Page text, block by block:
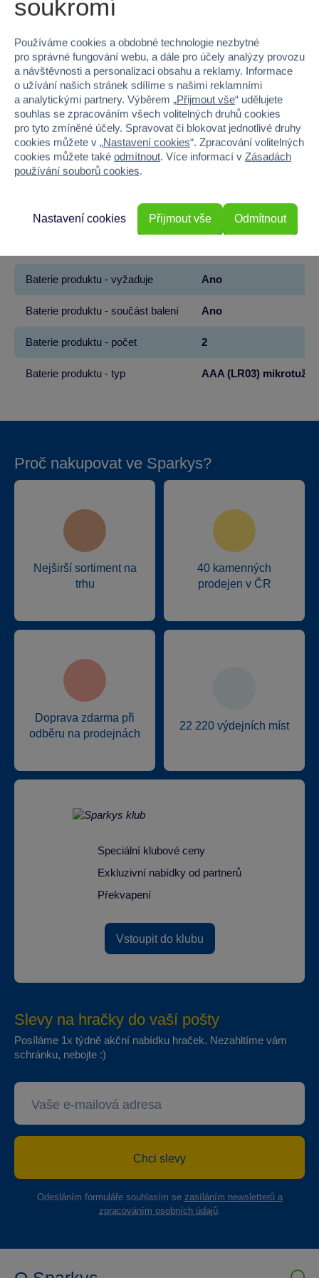
Věk od 2
Pohlaví HOLKA, KLUK
Materiál PLYŠ
Šířka 36
Hloubka 28
Baterie produktu - vyžaduje Ano
Baterie produktu - součást balení Ano
Baterie produktu - počet 2
Baterie produktu - typ AAA (LR03)
Proč nakupovat ve Sparkys?
Nejširší sortiment na
trhu
40 kamenných
prodejen v ČR
Doprava zdarma při
odběru na prodejnách
22 220 výdejních míst
Speciální klubové ceny
Exkluzivní nabídky od partnerů
Překvapení
Vstoupit do klubu
Slevy na hračky do vaší pošty
Posíláme 1x týdně akční nabídku hraček. Nezahltíme vám
schránku, nebojte :)
Chci slevy
Odesláním formuláře souhlasím se zasíláním newsletterů a
zpracováním osobních údajů.
soukromí
Používáme cookies a obdobné technologie nezbytné
pro správné fungování webu, a dále pro účely analýzy provozu
a návštěvnosti a personalizaci obsahu a reklamy. Informace
o užívání našich stránek sdílíme s našimi reklamními
a analytickými partnery. Výběrem „Přijmout vše“ udělujete
souhlas se zpracováním všech volitelných druhů cookies
pro tyto zmíněné účely. Spravovat či blokovat jednotlivé druhy
cookies můžete v „Nastavení cookies“. Zpracování volitelných
cookies můžete také odmítnout. Více informací v Zásadách
používání souborů cookies.
Odmítnout
Nastavení cookies Přijmout vše